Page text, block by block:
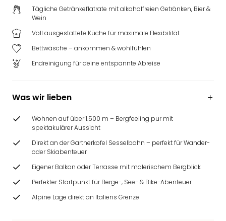
Tägliche Getränkeflatrate mit alkoholfreien Getränken, Bier &
Wein
Voll ausgestattete Küche für maximale Flexibilität
Bettwäsche – ankommen & wohlfühlen
Endreinigung für deine entspannte Abreise
Was wir lieben
Wohnen auf über 1.500 m – Bergfeeling pur mit
spektakulärer Aussicht
Direkt an der Gartnerkofel Sesselbahn – perfekt für Wander-
oder Skiabenteuer
Eigener Balkon oder Terrasse mit malerischem Bergblick
Perfekter Startpunkt für Berge-, See- & Bike-Abenteuer
Alpine Lage direkt an Italiens Grenze